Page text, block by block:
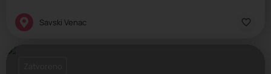
Savski Venac